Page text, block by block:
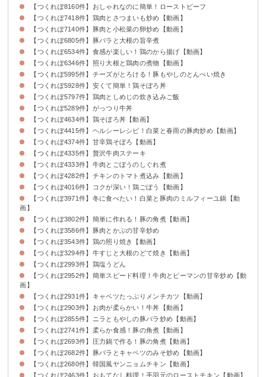
【つくれぽ8160件】おしゃれなのに簡単！ローストビーフ
【つくれぽ7418件】鶏肉とさつまいも炒め【動画】
【つくれぽ7140件】豚肉と小松菜の卵炒め【動画】
【つくれぽ6805件】豚バラと大根の旨辛煮
【つくれぽ6534件】食感が楽しい！鶏のから揚げ【動画】
【つくれぽ6346件】照り大根と鶏肉の煮物【動画】
【つくれぽ5995件】チーズがとろける！豚もやしのとんぺい焼き
【つくれぽ5928件】安くて簡単！鶏そぼろ丼
【つくれぽ5797件】鶏肉としめじの炊き込みご飯
【つくれぽ5289件】がっつり牛丼
【つくれぽ4634件】鶏そぼろ丼【動画】
【つくれぽ4415件】ヘルシーレシピ！白菜と春雨の豚肉炒め【動画】
【つくれぽ4374件】甘辛鶏そぼろ【動画】
【つくれぽ4335件】贅沢牛肉ステーキ
【つくれぽ4333件】牛肉とごぼうのしぐれ煮
【つくれぽ4282件】チキンのトマト煮込み【動画】
【つくれぽ4016件】コクが深い！鶏ごぼう【動画】
【つくれぽ3971件】冬に食べたい！白菜と豚肉のミルフィーユ鍋【動
画】
【つくれぽ3802件】簡単に作れる！豚の角煮【動画】
【つくれぽ3586件】豚肉とかぶの甘辛炒め
【つくれぽ3543件】鶏の照り焼き【動画】
【つくれぽ3294件】牛すじと大根のどて焼き【動画】
【つくれぽ2993件】鶏塩うどん
【つくれぽ2952件】簡単スピード料理！牛肉とピーマンの甘辛炒め【動
画】
【つくれぽ2931件】キャベツたっぷりメンチカツ【動画】
【つくれぽ2903件】お肉が柔らかい！牛丼【動画】
【つくれぽ2855件】ニラともやしの豚バラ炒め【動画】
【つくれぽ2741件】柔らか食感！豚の角煮【動画】
【つくれぽ2693件】圧力鍋で作る！豚の角煮【動画】
【つくれぽ2682件】豚バラとキャベツのみそ炒め【動画】
【つくれぽ2680件】韓国風ヤンニョムチキン【動画】
【つくれぽ2463件】おもてなし料理！手羽元のローストチキン【動画】